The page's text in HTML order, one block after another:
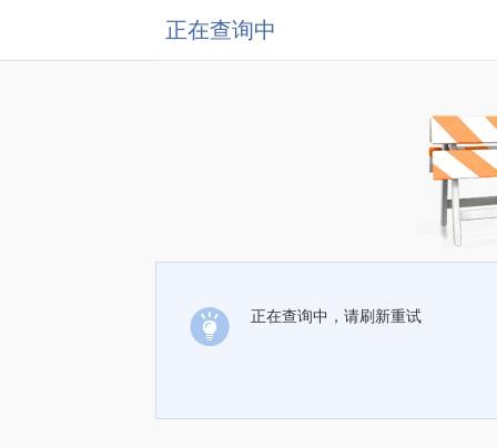
正在查询中
正在查询中，请刷新重试